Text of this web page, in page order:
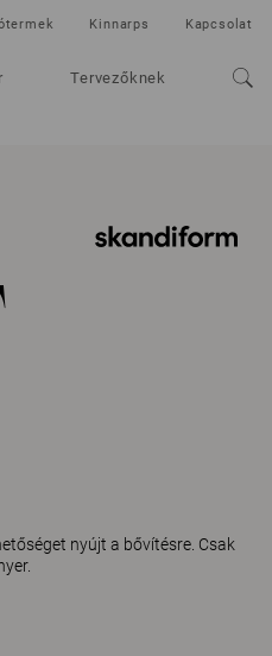
Tervezőknek
Kinnarps Kapcsolat
nyújt a bővítésre. Csak